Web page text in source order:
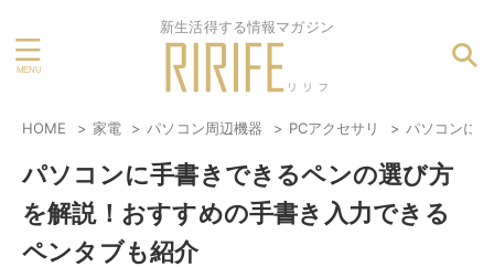
新生活得する情報マガジン
HOME 家電 パソコン周辺機器 PCアクセサリ パソコンに
パソコンに手書きできるペンの選び方
を解説！おすすめの手書き入力できる
ペンタブも紹介